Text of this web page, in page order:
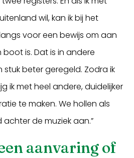
wil, kan ik bij het
voor een bewijs om aan
is. Dat is in andere
stuk beter geregeld. Zodra ik
ik met heel andere, duidelijker
te maken. We hollen als
de muziek aan.”
aanvaring of